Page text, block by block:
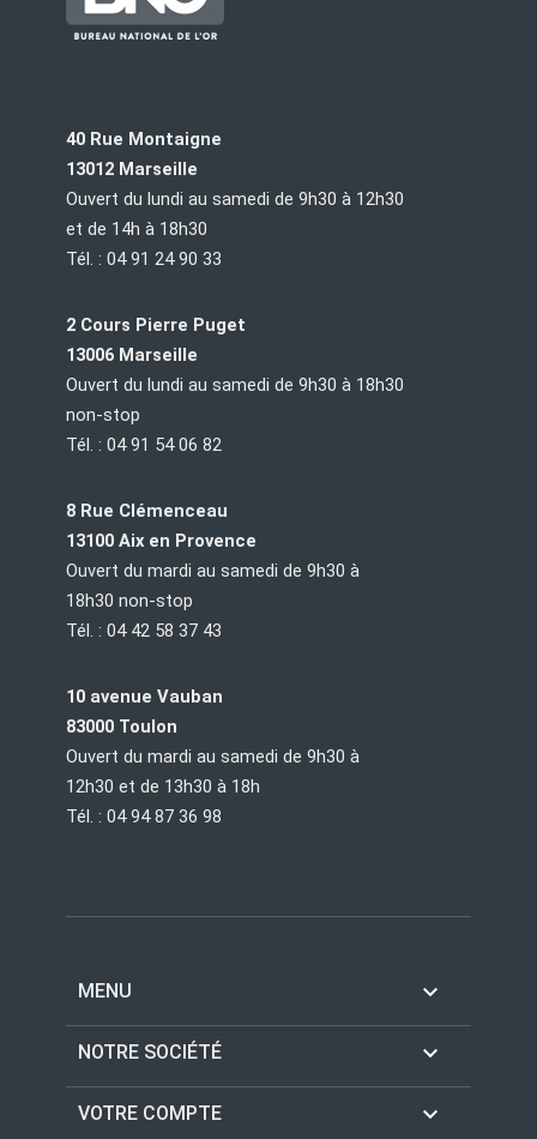
40 Rue Montaigne
13012 Marseille
Ouvert du lundi au samedi de 9h30 à 12h30
et de 14h à 18h30
Tél. : 04 91 24 90 33
2 Cours Pierre Puget
13006 Marseille
Ouvert du lundi au samedi de 9h30 à 18h30
non-stop
Tél. : 04 91 54 06 82
8 Rue Clémenceau
13100 Aix en Provence
Ouvert du mardi au samedi de 9h30 à
18h30 non-stop
Tél. : 04 42 58 37 43
10 avenue Vauban
83000 Toulon
Ouvert du mardi au samedi de 9h30 à
12h30 et de 13h30 à 18h
Tél. : 04 94 87 36 98
MENU 
NOTRE SOCIÉTÉ 
VOTRE COMPTE 